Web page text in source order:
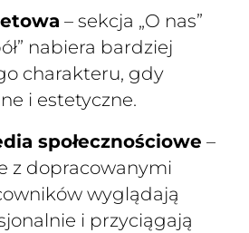
– sekcja „O nas”
nabiera bardziej
charakteru, gdy
i estetyczne.
społecznościowe –
z dopracowanymi
wyglądają
i przyciągają